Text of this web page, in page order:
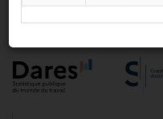
Autres produits :